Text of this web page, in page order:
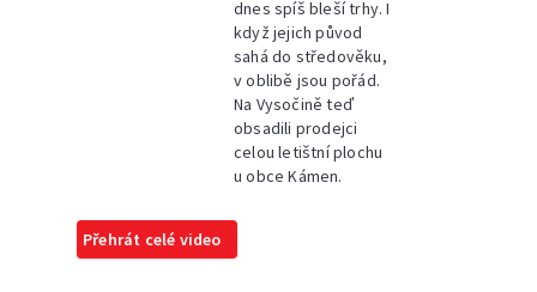
dnes spíš bleší trhy. I
když jejich původ
sahá do středověku,
v oblibě jsou pořád.
Na Vysočině teď
obsadili prodejci
celou letištní plochu
u obce Kámen.
Přehrát celé video